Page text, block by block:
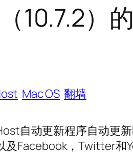
10.7.2）
Mac OS 翻墙
自动更新程序自动更
及Facebook，Twitter和